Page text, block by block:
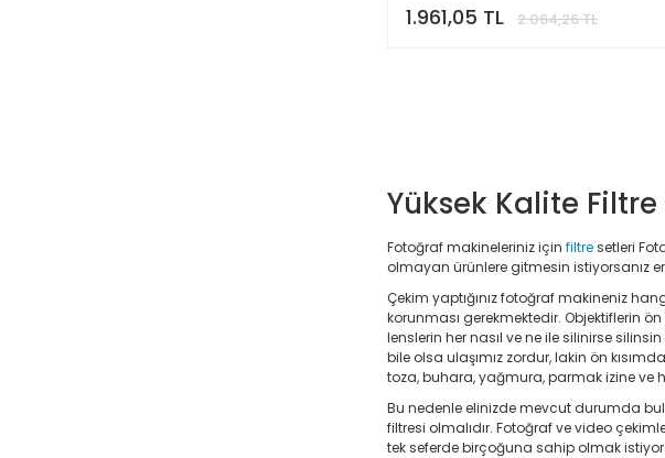
1.961,05 TL 2.064,26 TL
Yüksek Kalite
Fotoğraf makineleriniz için filtresetleri
olmayan ürünlere gitmesin istiyorsanız
Çekim yaptığınız fotoğraf makineniz
korunması gerekmektedir. Objektiflerin
lenslerin her nasıl ve ne ile silinirse
bile olsa ulaşımız zordur, lakin ön
toza, buhara, yağmura, parmak izine ve
Bu nedenle elinizde mevcut durumda
filtresi olmalıdır. Fotoğraf ve video
tek seferde birçoğuna sahip olmak